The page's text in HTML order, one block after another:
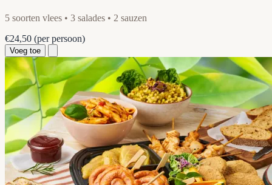
5 soorten vlees • 3 salades • 2 sauzen
€24,50 (per persoon)
Voeg toe